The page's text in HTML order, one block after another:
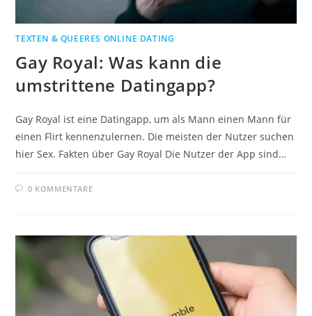
TEXTEN & QUEERES ONLINE DATING
Gay Royal: Was kann die
umstrittene Datingapp?
Gay Royal ist eine Datingapp, um als Mann einen Mann für
einen Flirt kennenzulernen. Die meisten der Nutzer suchen
hier Sex. Fakten über Gay Royal Die Nutzer der App sind…
0 KOMMENTARE